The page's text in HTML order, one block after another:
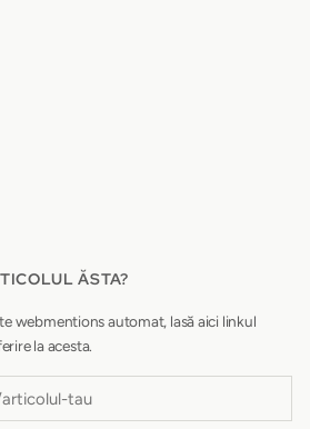
ĂSTA?
webmentions automat, lasă aici linkul
la acesta.